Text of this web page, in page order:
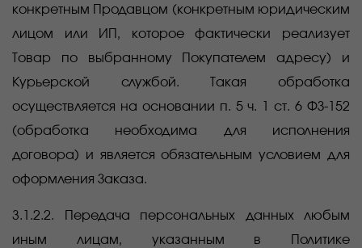
конкретным Продавцом (конкретным юридическим
лицом или ИП, которое фактически реализует
Товар по выбранному Покупателем адресу) и
Курьерской службой. Такая обработка
осуществляется на основании п. 5 ч. 1 ст. 6 ФЗ-152
(обработка необходима для исполнения
договора) и является обязательным условием для
оформления Заказа.
3.1.2.2. Передача персональных данных любым
иным лицам, указанным в Политике